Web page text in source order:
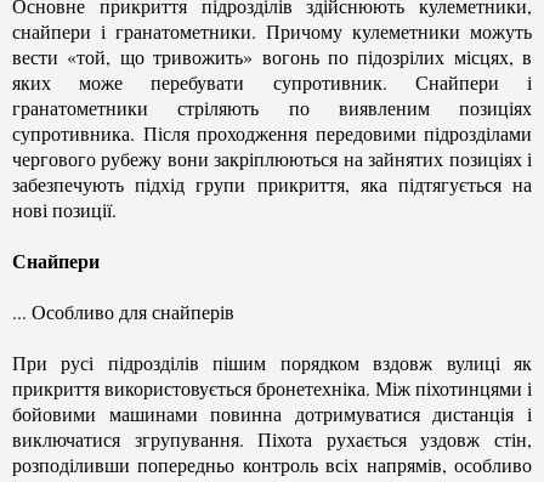
Основне прикриття підрозділів здійснюють кулеметники,
снайпери і гранатометники. Причому кулеметники можуть
вести «той, що тривожить» вогонь по підозрілих місцях, в
яких може перебувати супротивник. Снайпери і
гранатометники стріляють по виявленим позиціях
супротивника. Після проходження передовими підрозділами
чергового рубежу вони закріплюються на зайнятих позиціях і
забезпечують підхід групи прикриття, яка підтягується на
нові позиції.
Снайпери
... Особливо для снайперів
При русі підрозділів пішим порядком вздовж вулиці як
прикриття використовується бронетехніка. Між піхотинцями і
бойовими машинами повинна дотримуватися дистанція і
виключатися згрупування. Піхота рухається уздовж стін,
розподіливши попередньо контроль всіх напрямів, особливо